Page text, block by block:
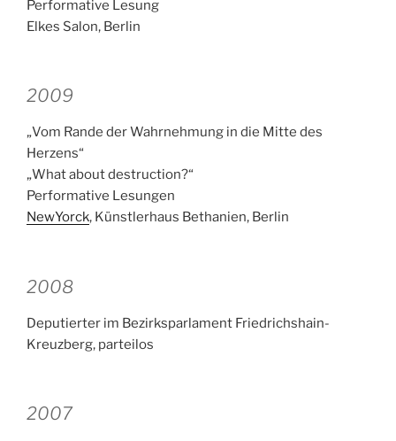
Performative Lesung
Elkes Salon, Berlin
2009
„Vom Rande der Wahrnehmung in die Mitte des
Herzens“
„What about destruction?“
Performative Lesungen
NewYorck, Künstlerhaus Bethanien, Berlin
2008
Deputierter im Bezirksparlament Friedrichshain-
Kreuzberg, parteilos
2007